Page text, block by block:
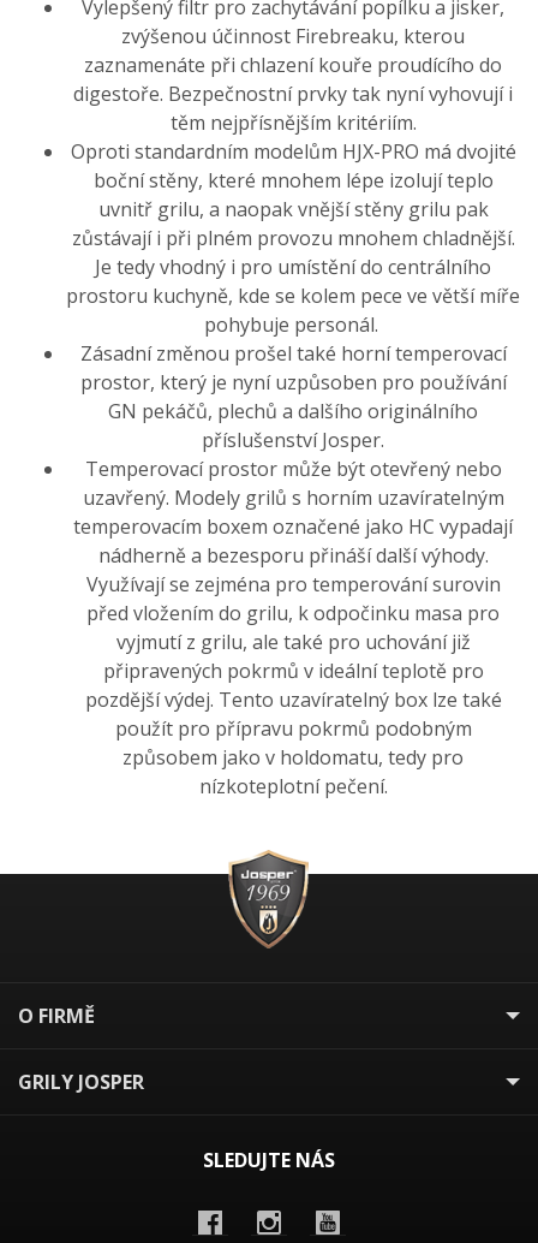
Vylepšený filtr pro zachytávání popílku a jisker,
zvýšenou účinnost Firebreaku, kterou
zaznamenáte při chlazení kouře proudícího do
digestoře. Bezpečnostní prvky tak nyní vyhovují i
těm nejpřísnějším kritériím.
Oproti standardním modelům HJX-PRO má dvojité
boční stěny, které mnohem lépe izolují teplo
uvnitř grilu, a naopak vnější stěny grilu pak
zůstávají i při plném provozu mnohem chladnější.
Je tedy vhodný i pro umístění do centrálního
prostoru kuchyně, kde se kolem pece ve větší míře
pohybuje personál.
Zásadní změnou prošel také horní temperovací
prostor, který je nyní uzpůsoben pro používání
GN pekáčů, plechů a dalšího originálního
příslušenství Josper.
Temperovací prostor může být otevřený nebo
uzavřený. Modely grilů s horním uzavíratelným
temperovacím boxem označené jako HC vypadají
nádherně a bezesporu přináší další výhody.
Využívají se zejména pro temperování surovin
před vložením do grilu, k odpočinku masa pro
vyjmutí z grilu, ale také pro uchování již
připravených pokrmů v ideální teplotě pro
pozdější výdej. Tento uzavíratelný box lze také
použít pro přípravu pokrmů podobným
způsobem jako v holdomatu, tedy pro
nízkoteplotní pečení.
O FIRMĚ
GRILY JOSPER
SLEDUJTE NÁS